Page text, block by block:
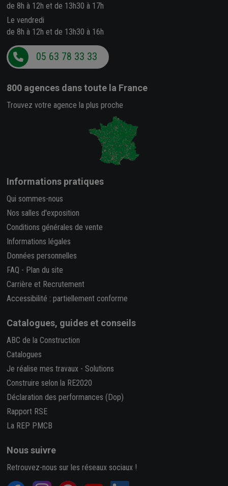
de 8h à 12h et de 13h30 à 17h
Le vendredi
de 8h à 12h et de 13h30 à 16h
05 63 78 33 33
800 agences dans toute la France
Trouvez votre agence la plus proche
Informations pratiques
Qui sommes-nous
Nos salles d'exposition
Conditions générales de vente
Informations légales
Données personnelles
FAQ - Plan du site
Carrière et Recrutement
Accessibilité : partiellement conforme
Catalogues, guides et conseils
ABC de la Construction
Catalogues
Je réalise mes travaux - Solutions
Construire selon la RE2020
Déclaration des performances (Dop)
Rapport RSE
La REP PMCB
Nous suivre
Retrouvez-nous sur les réseaux sociaux !